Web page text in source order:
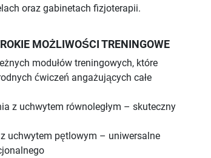
oraz gabinetach fizjoterapii.
MOŻLIWOŚCI TRENINGOWE
modułów treningowych, które
ćwiczeń angażujących całe
z uchwytem równoległym – skuteczny
uchwytem pętlowym – uniwersalne